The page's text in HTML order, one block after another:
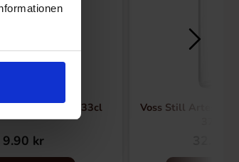
Grapefrugt 33cl
9.90 kr
Voss Still Artesian